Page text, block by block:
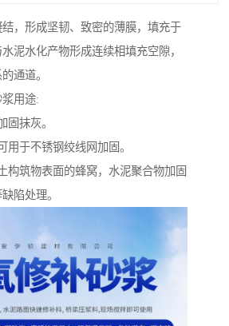
，形成坚韧、致密的薄膜，填充于
泥水化产物形成连续相填充空隙，
通道。
用途:
固抹灰。
用于不锈钢绞线网加固。
构筑物表面的蜂窝，水泥聚合物加固
陷处理。